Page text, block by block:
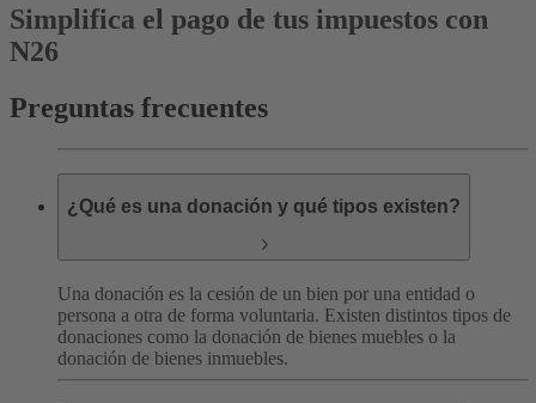
Simplifica el pago de tus impuestos con
N26
Preguntas frecuentes
¿Qué es una donación y qué tipos existen?
Una donación es la cesión de un bien por una entidad o
persona a otra de forma voluntaria. Existen distintos tipos de
donaciones como la donación de bienes muebles o la
donación de bienes inmuebles.